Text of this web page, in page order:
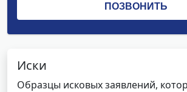
Иски
Образцы исковых заявлений,